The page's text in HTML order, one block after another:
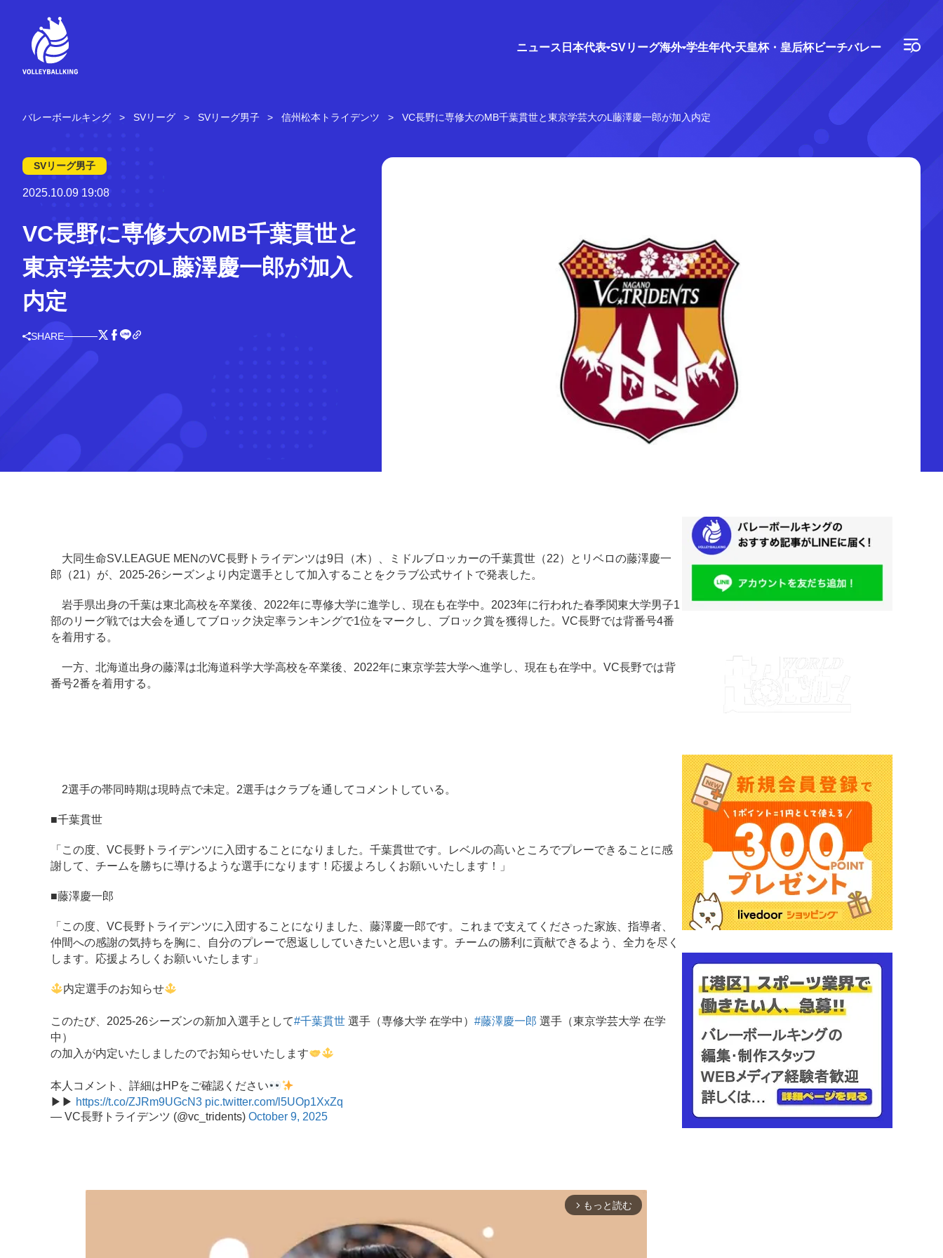
ニュース 日本代表 SVリーグ海外 学生年代 天皇杯・皇后杯ビーチバレー
バレーボールキング SVリーグ SVリーグ男子 信州松本トライデンツ VC長野に専修大のMB千葉貫世と東京学芸大のL藤澤慶一郎が加入内定
SVリーグ男子
2025.10.09 19:08
VC長野に専修大のMB千葉貫世と
東京学芸大のL藤澤慶一郎が加入
内定
SHARE
大同生命SV.LEAGUE MENのVC長野トライデンツは9日（木）、ミドルブロッカーの千葉貫世（22）とリベロの藤澤慶一
郎（21）が、2025-26シーズンより内定選手として加入することをクラブ公式サイトで発表した。
岩手県出身の千葉は東北高校を卒業後、2022年に専修大学に進学し、現在も在学中。2023年に行われた春季関東大学男子1
部のリーグ戦では大会を通してブロック決定率ランキングで1位をマークし、ブロック賞を獲得した。VC長野では背番号4番
を着用する。
一方、北海道出身の藤澤は北海道科学大学高校を卒業後、2022年に東京学芸大学へ進学し、現在も在学中。VC長野では背
番号2番を着用する。
2選手の帯同時期は現時点で未定。2選手はクラブを通してコメントしている。
■千葉貫世
「この度、VC長野トライデンツに入団することになりました。千葉貫世です。レベルの高いところでプレーできることに感
謝して、チームを勝ちに導けるような選手になります！応援よろしくお願いいたします！」
■藤澤慶一郎
「この度、VC長野トライデンツに入団することになりました、藤澤慶一郎です。これまで支えてくださった家族、指導者、
仲間への感謝の気持ちを胸に、自分のプレーで恩返ししていきたいと思います。チームの勝利に貢献できるよう、全力を尽く
します。応援よろしくお願いいたします」
内定選手のお知らせ
このたび、2025-26シーズンの新加入選手として#千葉貫世 選手（専修大学 在学中） #藤澤慶一郎 選手（東京学芸大学 在学
中）
の加入が内定いたしましたのでお知らせいたします
本人コメント、詳細はHPをご確認ください
▶︎▶︎ https://t.co/ZJRm9UGcN3 pic.twitter.com/l5UOp1XxZq
— VC長野トライデンツ (@vc_tridents) October 9, 2025
arrow_forward_ios もっと読む